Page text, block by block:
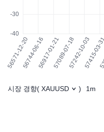
시장 경향( XAUUSD ) 1m